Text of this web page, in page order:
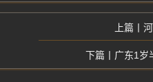
广东1岁